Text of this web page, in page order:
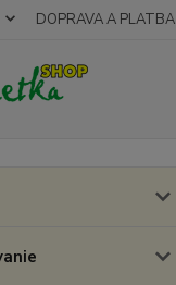
DOPRAVA A PLATBA